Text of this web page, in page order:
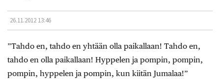
26.11.2012 13:46
”Tahdo en, tahdo en yhtään olla paikallaan! Tahdo en,
tahdo en olla paikallaan! Hyppelen ja pompin, pompin,
pompin, hyppelen ja pompin, kun kiitän Jumalaa!”